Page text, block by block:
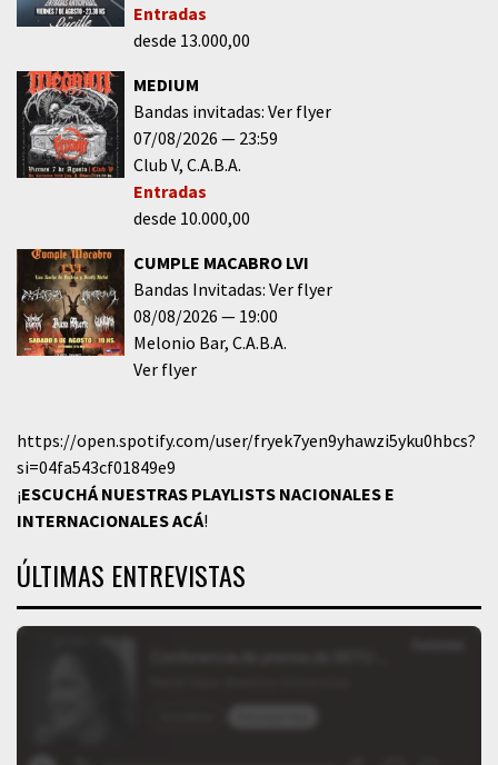
Entradas
desde 13.000,00
MEDIUM
Bandas invitadas: Ver flyer
07/08/2026
23:59
Club V C.A.B.A.
Entradas
desde 10.000,00
CUMPLE MACABRO LVI
Bandas Invitadas: Ver flyer
08/08/2026
19:00
Melonio Bar C.A.B.A.
Ver flyer
https://open.spotify.com/user/fryek7yen9yhawzi5yku0hbcs?
si=04fa543cf01849e9
¡ESCUCHÁ NUESTRAS PLAYLISTS NACIONALES E
INTERNACIONALESACÁ!
ÚLTIMAS ENTREVISTAS